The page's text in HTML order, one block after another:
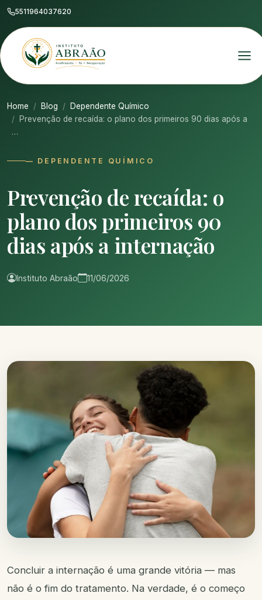
5511964037620
Home Blog
Dependente Químico
Prevenção de recaída: o plano dos primeiros 90 dias após a
…
— DEPENDENTE QUÍMICO
Prevenção de recaída: o
plano dos primeiros 90
dias após a internação
Instituto Abraão 11/06/2026
Concluir a internação é uma grande vitória — mas
não é o fim do tratamento. Na verdade, é o começo